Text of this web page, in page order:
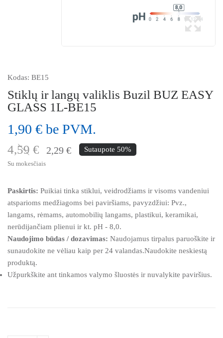
Kodas: BE15
Stiklų ir langų valiklis Buzil BUZ EASY
GLASS 1L-BE15
1,90 € be PVM.
4,59 € 2,29 € Sutaupote 50%
Su mokesčiais
Paskirtis: Puikiai tinka stiklui, veidrodžiams ir visoms vandeniui
atsparioms medžiagoms bei paviršiams, pavyzdžiui: Pvz.,
langams, rėmams, automobilių langams, plastikui, keramikai,
nerūdijančiam plienui ir kt. pH - 8,0.
Naudojimo būdas / dozavimas: Naudojamus tirpalus paruoškite ir
sunaudokite ne vėliau kaip per 24 valandas.Naudokite neskiestą
produktą.
Užpurkškite ant tinkamos valymo šluostės ir nuvalykite paviršius.